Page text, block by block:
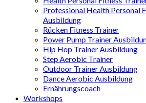
Professional Health Personal
Ausbildung
Rücken Fitness Trainer
Power Pump Trainer
Hip Hop Trainer Ausbildung
Step Aerobic Trainer
Outdoor Trainer Ausbildung
Dance Aerobic Ausbildung
Ernährungscoach
Workshops